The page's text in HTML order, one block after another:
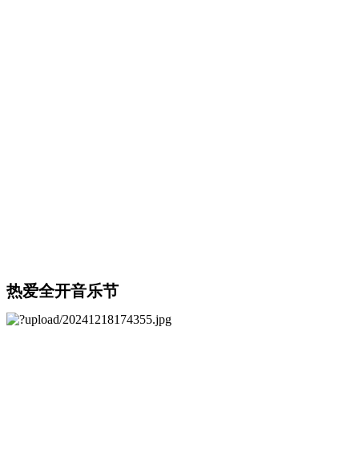
热爱全开音乐节